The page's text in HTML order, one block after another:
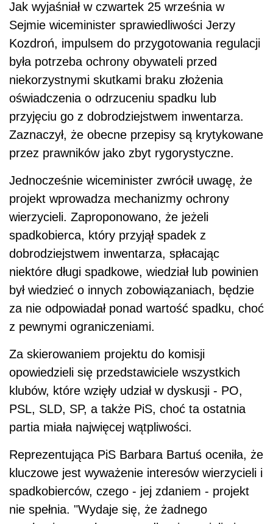
Jak wyjaśniał w czwartek 25 września w
Sejmie wiceminister sprawiedliwości Jerzy
Kozdroń, impulsem do przygotowania regulacji
była potrzeba ochrony obywateli przed
niekorzystnymi skutkami braku złożenia
oświadczenia o odrzuceniu spadku lub
przyjęciu go z dobrodziejstwem inwentarza.
Zaznaczył, że obecne przepisy są krytykowane
przez prawników jako zbyt rygorystyczne.
Jednocześnie wiceminister zwrócił uwagę, że
projekt wprowadza mechanizmy ochrony
wierzycieli. Zaproponowano, że jeżeli
spadkobierca, który przyjął spadek z
dobrodziejstwem inwentarza, spłacając
niektóre długi spadkowe, wiedział lub powinien
był wiedzieć o innych zobowiązaniach, będzie
za nie odpowiadał ponad wartość spadku, choć
z pewnymi ograniczeniami.
Za skierowaniem projektu do komisji
opowiedzieli się przedstawiciele wszystkich
klubów, które wzięły udział w dyskusji - PO,
PSL, SLD, SP, a także PiS, choć ta ostatnia
partia miała najwięcej wątpliwości.
Reprezentująca PiS Barbara Bartuś oceniła, że
kluczowe jest wyważenie interesów wierzycieli i
spadkobierców, czego - jej zdaniem - projekt
nie spełnia. "Wydaje się, że żadnego